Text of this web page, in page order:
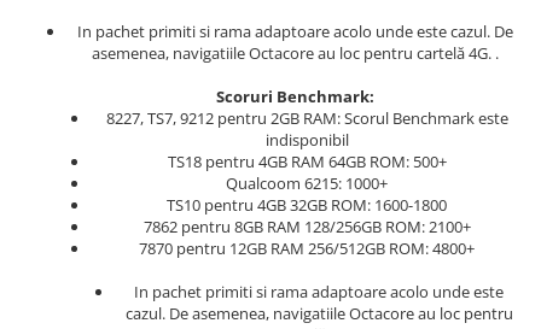
In pachet primiti si rama adaptoare acolo unde este cazul. De
asemenea, navigatiile Octacore au loc pentru cartelă 4G. .
Scoruri Benchmark:
8227, TS7, 9212 pentru 2GB RAM: Scorul Benchmark este
indisponibil
TS18 pentru 4GB RAM 64GB ROM: 500+
Qualcoom 6215: 1000+
TS10 pentru 4GB 32GB ROM: 1600-1800
7862 pentru 8GB RAM 128/256GB ROM: 2100+
7870 pentru 12GB RAM 256/512GB ROM: 4800+
In pachet primiti si rama adaptoare acolo unde este
cazul. De asemenea, navigatiile Octacore au loc pentru